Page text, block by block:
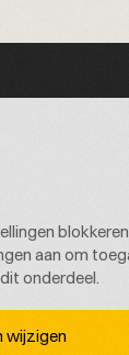
aan om
onderdeel.
wijzigen